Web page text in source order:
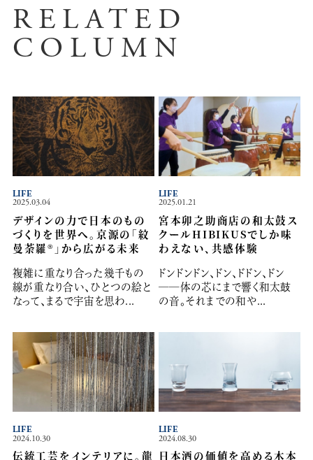
RELATED
COLUMN
2025.03.04
デザインの力で日本のもの
づくりを世界へ。京源の「紋
曼荼羅®」から広がる未来
複雑に重なり合った幾千もの
線が重なり合い、ひとつの絵と
なって、まるで宇宙を思わ...
LIFE
2025.01.21
宮本卯之助商店の和太鼓ス
クールHIBIKUSでしか味
わえない、共感体験
ドンドンドン、ドン、ドドン、ドン
──体の芯にまで響く和太鼓
の音。それまでの和や...
LIFE
2024.10.30
伝統工芸をインテリアに。龍
LIFE
2024.08.30
日本酒の価値を高める木本
LIFE